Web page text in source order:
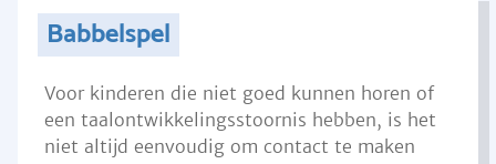
Babbelspel
Voor kinderen die niet goed kunnen horen of
een taalontwikkelingsstoornis hebben, is het
niet altijd eenvoudig om contact te maken